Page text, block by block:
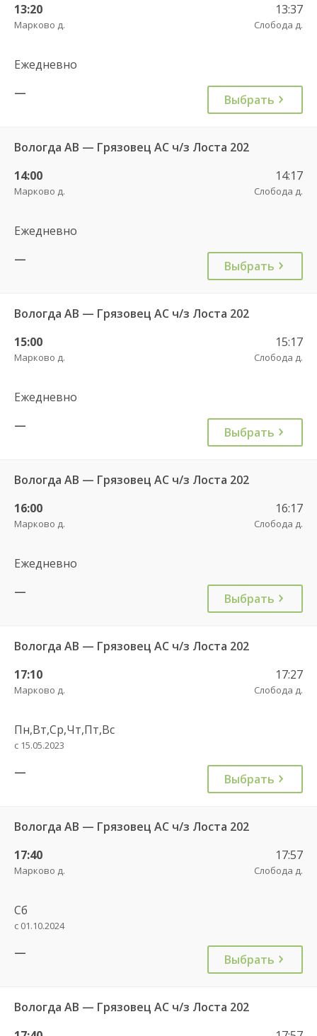
13:20
Марково д.
13:37
Слобода д.
Ежедневно
—
Выбрать
Вологда АВ — Грязовец АС ч/з Лоста 202
14:00
Марково д.
14:17
Слобода д.
Ежедневно
—
Выбрать
Вологда АВ — Грязовец АС ч/з Лоста 202
15:00
Марково д.
15:17
Слобода д.
Ежедневно
—
Выбрать
Вологда АВ — Грязовец АС ч/з Лоста 202
16:00
Марково д.
16:17
Слобода д.
Ежедневно
—
Выбрать
Вологда АВ — Грязовец АС ч/з Лоста 202
17:10
Марково д.
17:27
Слобода д.
Пн,Вт,Ср,Чт,Пт,Вс
с 15.05.2023
— Выбрать
Вологда АВ — Грязовец АС ч/з Лоста 202
17:40
Марково д.
17:57
Слобода д.
Сб
с 01.10.2024
— Выбрать
Вологда АВ — Грязовец АС ч/з Лоста 202